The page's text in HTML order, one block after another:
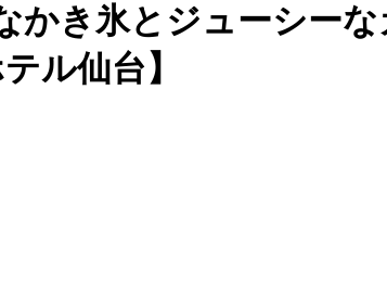
かき氷とジューシー
ル仙台】